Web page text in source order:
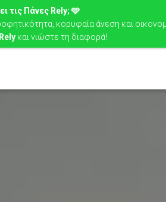
τις Πάνες Rely; 🩵
κορυφαία άνεση και
Rely και νιώστε τη διαφορά!